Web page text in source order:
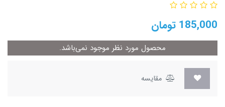
185,000 تومان
محصول مورد نظر موجود نمی‌باشد.
مقایسه